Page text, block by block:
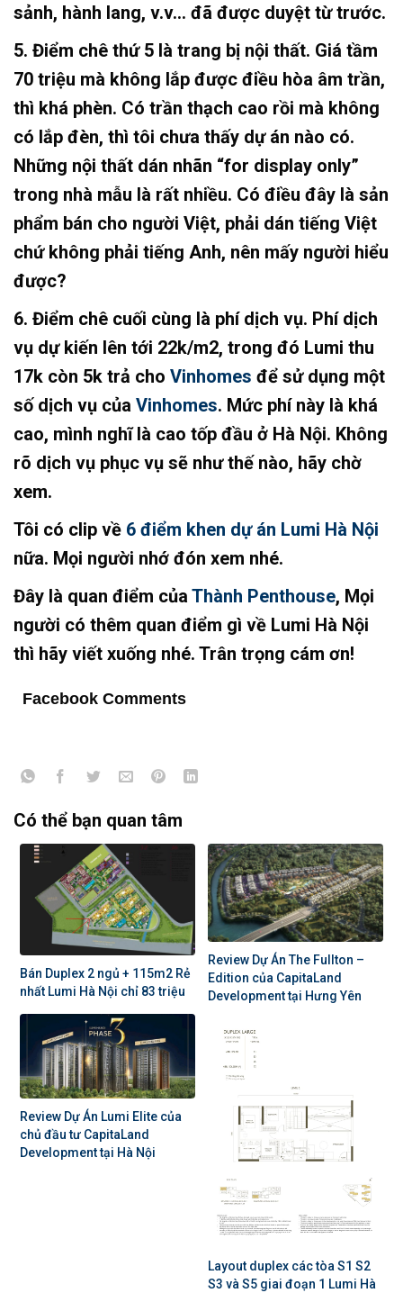
sảnh, hành lang, v.v… đã được duyệt từ trước.
5. Điểm chê thứ 5 là trang bị nội thất. Giá tầm
70 triệu mà không lắp được điều hòa âm trần,
thì khá phèn. Có trần thạch cao rồi mà không
có lắp đèn, thì tôi chưa thấy dự án nào có.
Những nội thất dán nhãn “for display only”
trong nhà mẫu là rất nhiều. Có điều đây là sản
phẩm bán cho người Việt, phải dán tiếng Việt
chứ không phải tiếng Anh, nên mấy người hiểu
được?
6. Điểm chê cuối cùng là phí dịch vụ. Phí dịch
vụ dự kiến lên tới 22k/m2, trong đó Lumi thu
17k còn 5k trả cho Vinhomes để sử dụng một
số dịch vụ của Vinhomes. Mức phí này là khá
cao, mình nghĩ là cao tốp đầu ở Hà Nội. Không
rõ dịch vụ phục vụ sẽ như thế nào, hãy chờ
xem.
Tôi có clip về 6 điểm khen dự án Lumi Hà Nội
nữa. Mọi người nhớ đón xem nhé.
Đây là quan điểm của Thành Penthouse, Mọi
người có thêm quan điểm gì về Lumi Hà Nội
thì hãy viết xuống nhé. Trân trọng cám ơn!
Facebook Comments
Có thể bạn quan tâm
Bán Duplex 2 ngủ + 115m2 Rẻ
nhất Lumi Hà Nội chỉ 83 triệu
Review Dự Án The Fullton –
Edition của CapitaLand
Development tại Hưng Yên
Review Dự Án Lumi Elite của
chủ đầu tư CapitaLand
Development tại Hà Nội
Layout duplex các tòa S1 S2
S3 và S5 giai đoạn 1 Lumi Hà